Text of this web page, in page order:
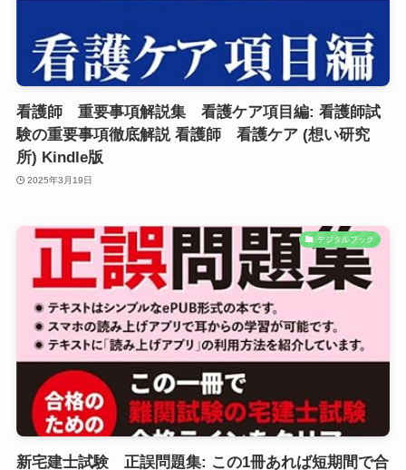
看護師 重要事項解説集 看護ケア項目編: 看護師試
験の重要事項徹底解説 看護師 看護ケア (想い研究
所) Kindle版
2025年3月19日
デジタルブック
新宅建士試験 正誤問題集: この1冊あれば短期間で合